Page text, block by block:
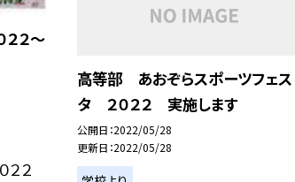
２〜
２２
高等部 あおぞらスポーツフェス
タ ２０２２ 実施します
公開日 2022/05/28
更新日 2022/05/28